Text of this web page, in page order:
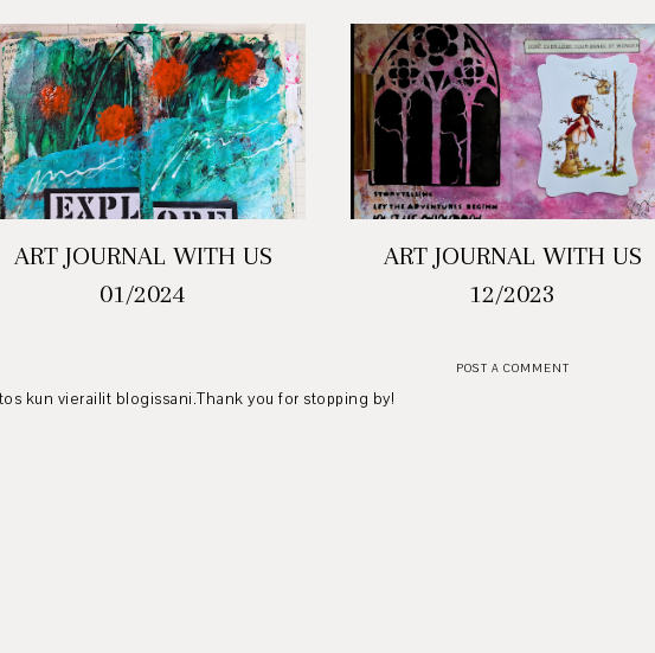
ART JOURNAL WITH US
01/2024
ART JOURNAL WITH US
12/2023
POST A COMMENT
kun vierailit blogissani.Thank you for stopping by!